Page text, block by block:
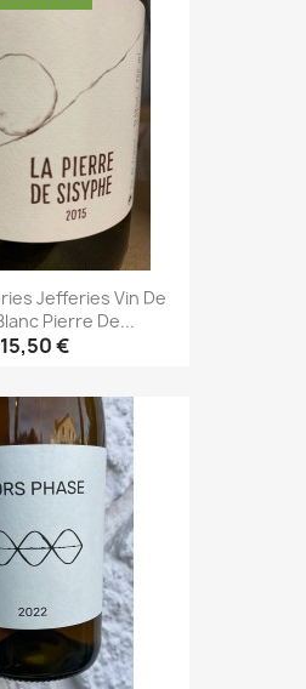
Jefferies Vin De
Pierre De...
15,50 €